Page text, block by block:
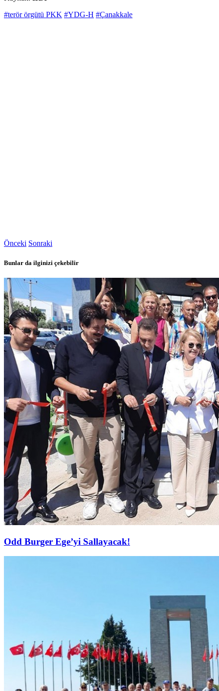
#terör örgütü PKK #YDG-H #Çanakkale
Önceki Sonraki
Bunlar da ilginizi çekebilir
Odd Burger Ege’yi Sallayacak!